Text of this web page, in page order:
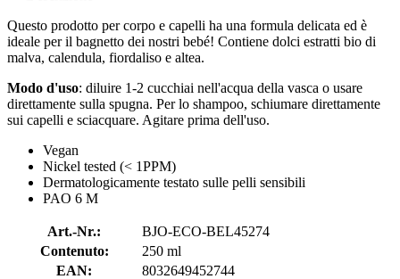
Questo prodotto per corpo e capelli ha una formula delicata ed è
ideale per il bagnetto dei nostri bebé! Contiene dolci estratti bio di
malva, calendula, fiordaliso e altea.
Modo d'uso: diluire 1-2 cucchiai nell'acqua della vasca o usare
direttamente sulla spugna. Per lo shampoo, schiumare direttamente
sui capelli e sciacquare. Agitare prima dell'uso.
Vegan
Nickel tested (< 1PPM)
Dermatologicamente testato sulle pelli sensibili
PAO 6 M
Art.-Nr.:
BJO-ECO-BEL45274
Contenuto:
250 ml
EAN:
8032649452744